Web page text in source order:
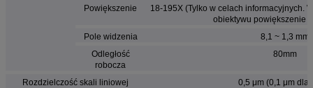
Powiększenie
18-195X (Tylko w celach informacyjnych.
obiektywu powiększenie
Pole widzenia
8,1 ~ 1,3 mm
Odległość
robocza
80mm
Rozdzielczość skali liniowej
0,5 μm (0,1 μm dla